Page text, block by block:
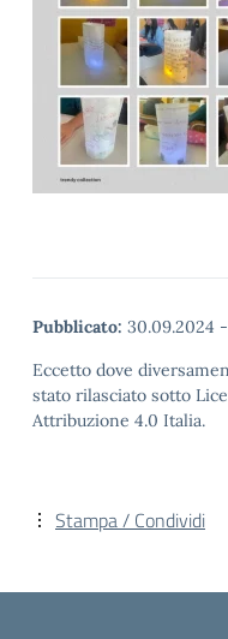
Pubblicato: 30.09.2024 -
Eccetto dove
stato rilasciato sotto
Attribuzione 4.0 Italia.
Stampa / Condividi